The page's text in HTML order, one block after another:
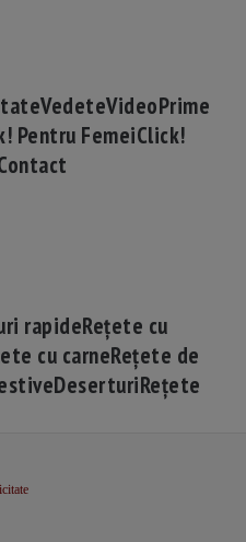
VedeteVideoPrime
Pentru FemeiClick!
rapideRețete cu
cu carneRețete de
DeserturiRețete